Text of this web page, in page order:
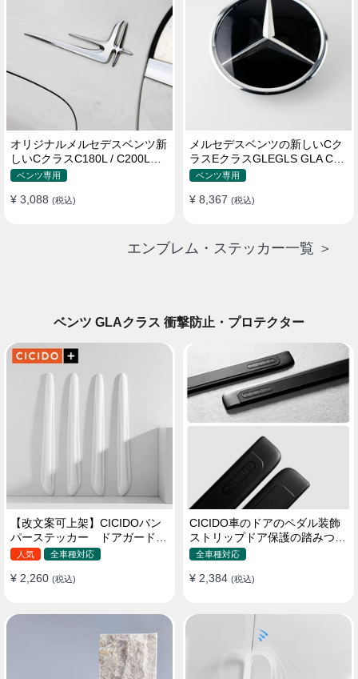
オリジナルメルセデスベンツ新
しいCクラスC180L / C200Lス
テッカーサイドサインE200L /
ベンツ専用
¥ 3,088 (税込)
メルセデスベンツの新しいCク
ラスEクラスGLEGLS GLA CLA
MLGLCロゴ
ベンツ専用
¥ 8,367 (税込)
エンブレム・ステッカー一覧 ＞
ベンツ GLAクラス 衝撃防止・プロテクター
【改文案可上架】CICIDOバン
パーステッカー ドアガード
衝突防止プロテクター 耐スク
人気 全車種対応
¥ 2,260 (税込)
CICIDO車のドアのペダル装飾
ストリップドア保護の踏みつけ
防止
全車種対応
¥ 2,384 (税込)